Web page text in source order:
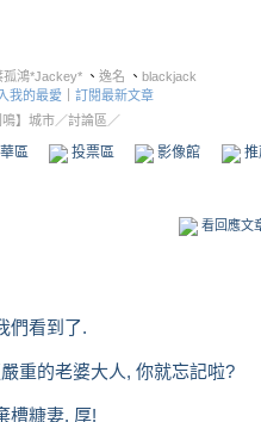
孤鴻*Jackey* 、 逸名 、 blackjack
我的最愛
訂閱最新文章
鳴】城市／討論區／
區 投票區 影像館
看回應文
們看到了.
重的老婆大人, 你就忘記啦?
槽糠妻, 厚!